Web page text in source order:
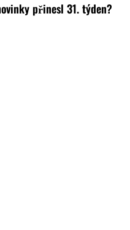
přinesl 31. týden?